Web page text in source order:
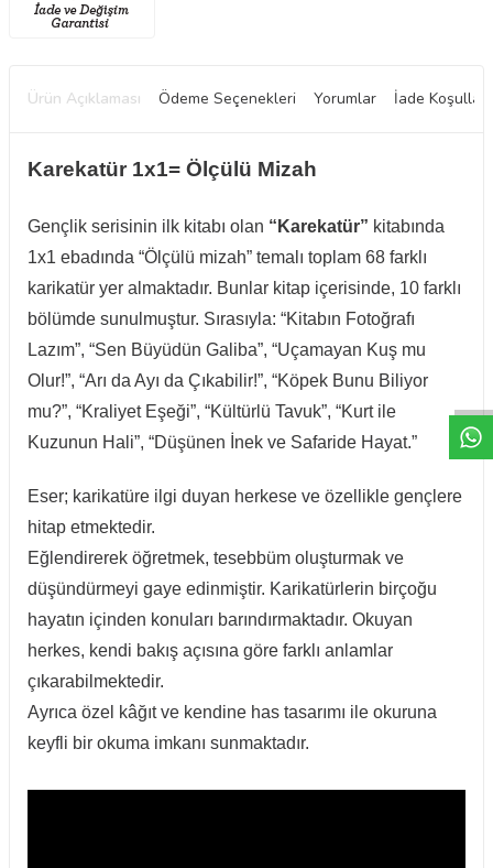
Ürün Açıklaması Ödeme Seçenekleri Yorumlar İade Koşulları
Karekatür 1x1= Ölçülü Mizah
Gençlik serisinin ilk kitabı olan “Karekatür” kitabında
1x1 ebadında “Ölçülü mizah” temalı toplam 68 farklı
karikatür yer almaktadır. Bunlar kitap içerisinde, 10 farklı
bölümde sunulmuştur. Sırasıyla: “Kitabın Fotoğrafı
Lazım”, “Sen Büyüdün Galiba”, “Uçamayan Kuş mu
Olur!”, “Arı da Ayı da Çıkabilir!”, “Köpek Bunu Biliyor
mu?”, “Kraliyet Eşeği”, “Kültürlü Tavuk”, “Kurt ile
Kuzunun Hali”, “Düşünen İnek ve Safaride Hayat.”
Eser; karikatüre ilgi duyan herkese ve özellikle gençlere
hitap etmektedir.
Eğlendirerek öğretmek, tesebbüm oluşturmak ve
düşündürmeyi gaye edinmiştir. Karikatürlerin birçoğu
hayatın içinden konuları barındırmaktadır. Okuyan
herkes, kendi bakış açısına göre farklı anlamlar
çıkarabilmektedir.
Ayrıca özel kâğıt ve kendine has tasarımı ile okuruna
keyfli bir okuma imkanı sunmaktadır.